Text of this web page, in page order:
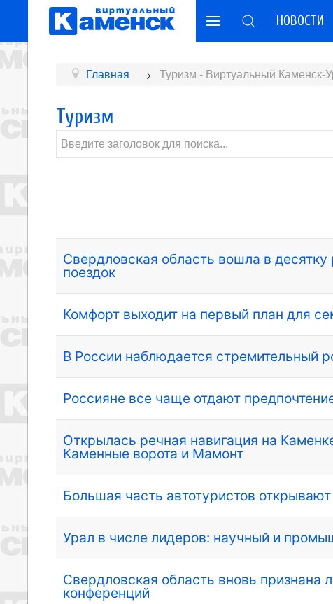
НОВОСТИ
Главная Туризм - Виртуальный Каменск-
Туризм
Свердловская область вошла в
поездок
Комфорт выходит на первый план для
В России наблюдается стремительный
Россияне все чаще отдают
Открылась речная навигация на
Каменные ворота и Мамонт
Большая часть автотуристов
Урал в числе лидеров: научный и
Свердловская область вновь
конференций